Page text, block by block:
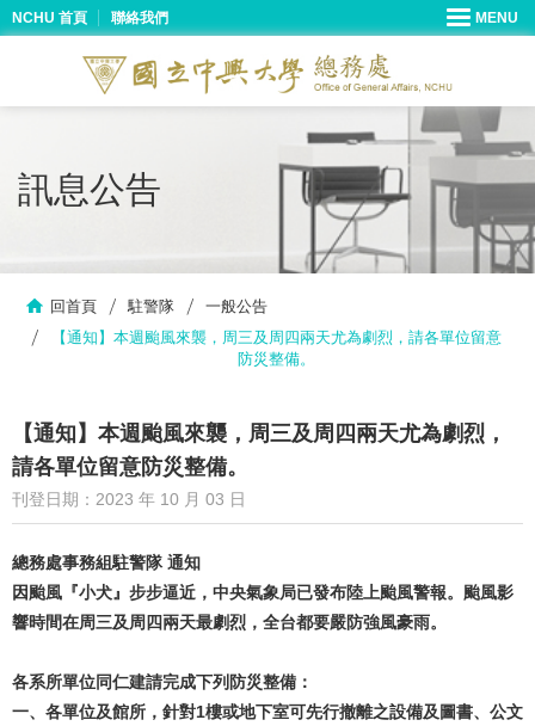
NCHU 首頁 聯絡我們
訊息公告
回首頁 駐警隊
一般公告
【通知】本週颱風來襲，周三及周四兩天尤為劇烈，請各單位留意
防災整備。
【通知】本週颱風來襲，周三及周四兩天尤為劇烈，
請各單位留意防災整備。
刊登日期：2023 年 10 月 03 日
總務處事務組駐警隊 通知
因颱風『小犬』步步逼近，中央氣象局已發布陸上颱風警報。颱風影
響時間在周三及周四兩天最劇烈，全台都要嚴防強風豪雨。
各系所單位同仁建請完成下列防災整備：
一、各單位及館所，針對1樓或地下室可先行撤離之設備及圖書、公文